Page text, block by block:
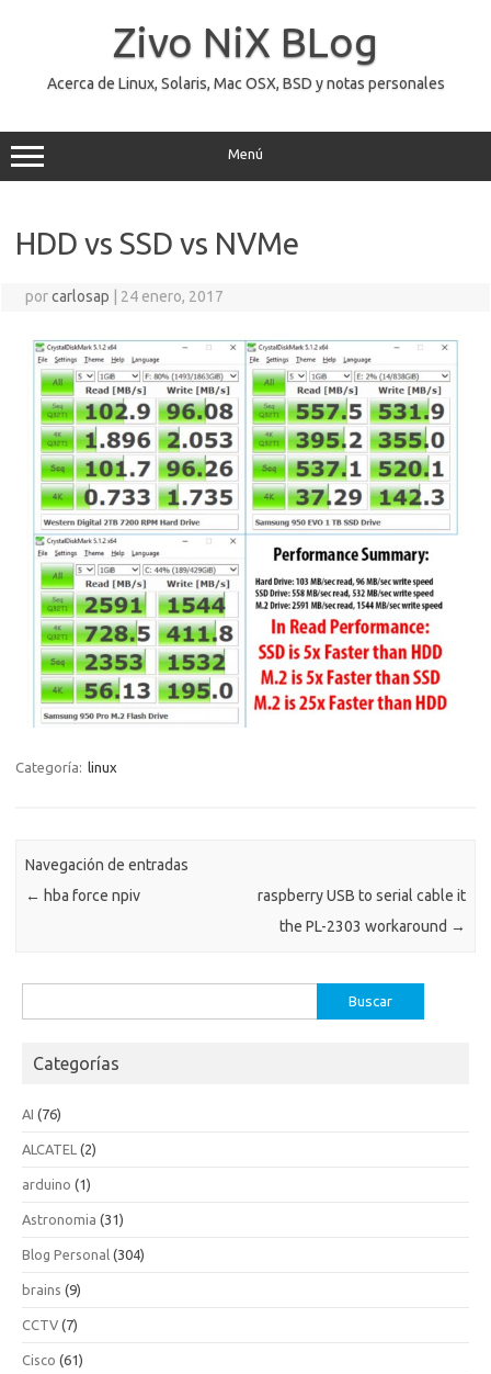
Zivo NiX BLog
Acerca de Linux, Solaris, Mac OSX, BSD y notas personales
Menú
HDD vs SSD vs NVMe
porcarlosap 24 enero, 2017
Categoría: linux
Navegación de entradas
← hba force npiv
raspberry USB to serial cable it
the PL-2303 workaround →
Categorías
AI (76)
ALCATEL (2)
arduino (1)
Astronomia (31)
Blog Personal (304)
brains (9)
CCTV (7)
Cisco (61)